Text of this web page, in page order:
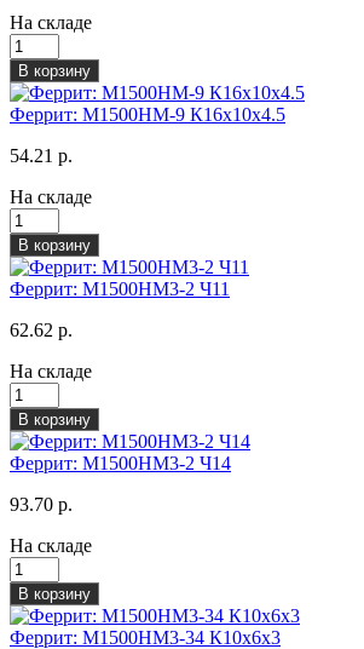
На складе
В корзину
Феррит: М1500НМ-9 К16х10х4.5
54.21 р.
На складе
В корзину
Феррит: М1500НМ3-2 Ч11
62.62 р.
На складе
В корзину
Феррит: М1500НМ3-2 Ч14
93.70 р.
На складе
В корзину
Феррит: М1500НМ3-34 К10х6х3